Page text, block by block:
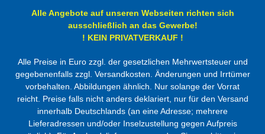
Alle Angebote auf unseren Webseiten richten sich
ausschließlich an das Gewerbe!
! KEIN PRIVATVERKAUF !
Alle Preise in Euro zzgl. der gesetzlichen Mehrwertsteuer und
gegebenenfalls zzgl. Versandkosten. Änderungen und Irrtümer
vorbehalten. Abbildungen ähnlich. Nur solange der Vorrat
reicht. Preise falls nicht anders deklariert, nur für den Versand
innerhalb Deutschlands (an eine Adresse; mehrere
Lieferadressen und/oder Inselzustellung gegen Aufpreis